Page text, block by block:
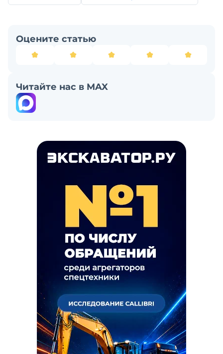
Оцените статью
Читайте нас в MAX